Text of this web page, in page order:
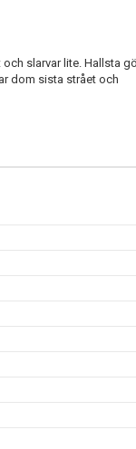
slarvar lite. Hallsta
dom sista strået och